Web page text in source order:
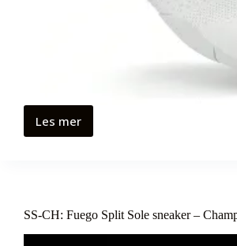
Les mer
SS-CH: Fuego Split Sole sneaker –